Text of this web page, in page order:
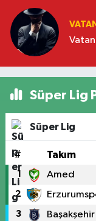
Süper Lig
Süper Lig
# Takım
1 Amed
2
3 Başakşehir